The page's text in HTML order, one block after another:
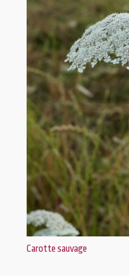
Carotte sauvage